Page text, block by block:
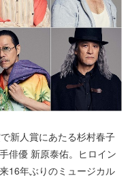
新人賞にあたる杉村春子
俳優 新原泰佑。ヒロイン
16年ぶりのミュージカル